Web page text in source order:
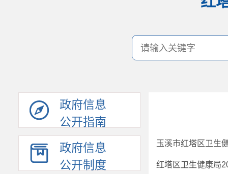
政府信息
公开指南
政府信息
公开制度
玉溪市红塔区卫生
红塔区卫生健康局